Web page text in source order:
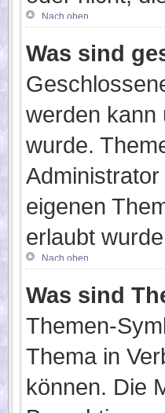
Nach oben
Was sind
werden kann
wurde.
eigenen
erlaubt
Nach oben
Was sind
Themen-
Thema in
können. Die